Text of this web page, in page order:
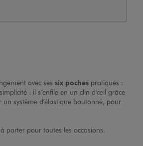
avec ses six poches pratiques :
: il s’enfile en un clin d'œil grâce
un système d'élastique boutonné, pour
porter pour toutes les occasions.